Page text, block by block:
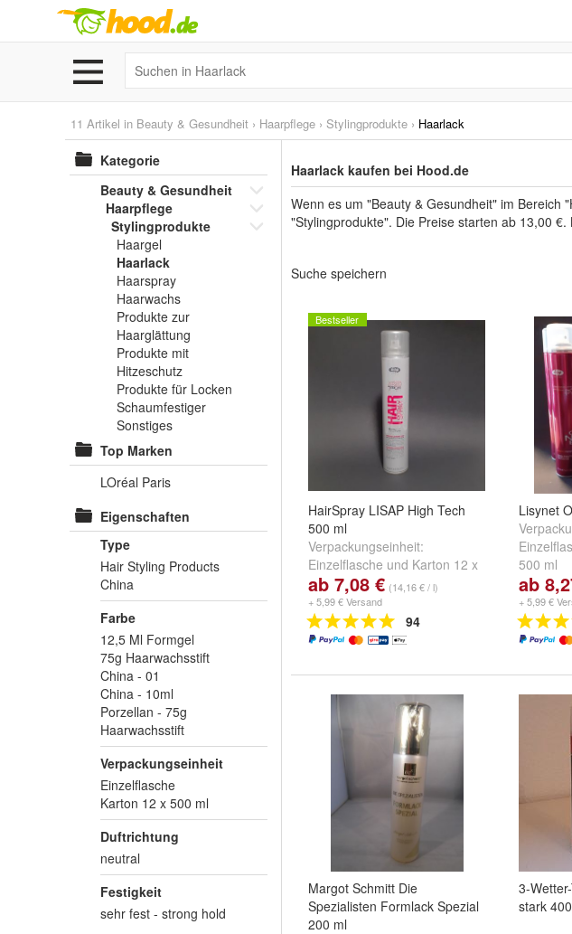
11 Artikel in Beauty & Gesundheit › Haarpflege › Stylingprodukte › Haarlack
Kategorie
Beauty & Gesundheit
Haarpflege
Stylingprodukte
Haargel
Haarlack
Haarspray
Haarwachs
Produkte zur
Haarglättung
Produkte mit
Hitzeschutz
Produkte für Locken
Schaumfestiger
Sonstiges
Top Marken
LOréal Paris
Eigenschaften
Type
Hair Styling Products
China
Farbe
12,5 Ml Formgel
75g Haarwachsstift
China - 01
China - 10ml
Porzellan - 75g
Haarwachsstift
Verpackungseinheit
Einzelflasche
Karton 12 x 500 ml
Duftrichtung
neutral
Festigkeit
sehr fest - strong hold
Haarlack kaufen bei Hood.de
Wenn es um "Beauty & Gesundheit" im
"Stylingprodukte". Die Preise starten ab 13,00
Suche speichern
Bestseller
HairSpray LISAP High Tech
500 ml
Verpackungseinheit:
Einzelflasche und Karton 12 x
500 ml
ab 7,08 € (14,16 € / l)
+ 5,99 € Versand
94
Lisynet
500 ml
ab
+ 5,99 €
Margot Schmitt Die
Spezialisten Formlack Spezial
200 ml
3-
stark